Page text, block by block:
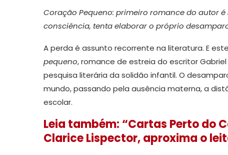
Coração Pequeno: primeiro romance do autor
consciência, tenta elaborar o próprio
A perda é assunto recorrente na literatura. E
pequeno, romance de estreia do escritor
pesquisa literária da solidão infantil. O
mundo, passando pela ausência materna, a
escolar.
Leia também: “Cartas Perto do
Clarice Lispector, aproxima o